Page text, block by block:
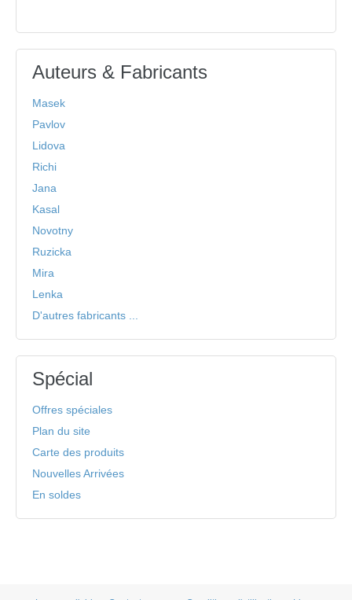
Auteurs & Fabricants
Masek
Pavlov
Lidova
Richi
Jana
Kasal
Novotny
Ruzicka
Mira
Lenka
D'autres fabricants ...
Spécial
Offres spéciales
Plan du site
Carte des produits
Nouvelles Arrivées
En soldes